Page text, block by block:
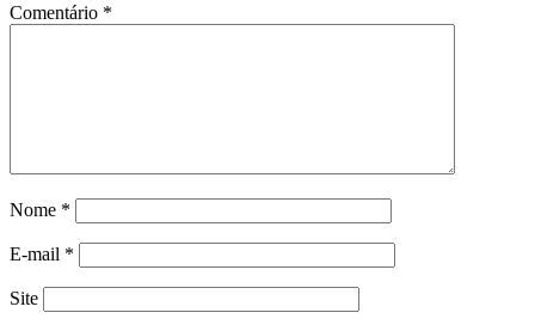
Comentário *
Nome *
E-mail *
Site